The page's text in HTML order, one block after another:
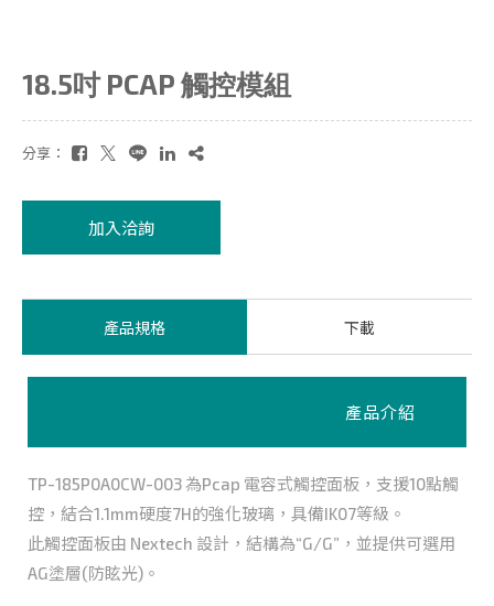
18.5吋 PCAP 觸控模組
分享：
加入洽詢
產品規格 下載
產品介紹
TP-185P0A0CW-003 為Pcap 電容式觸控面板，支援10點觸
控，結合1.1mm硬度7H的強化玻璃，具備IK07等級。
此觸控面板由 Nextech 設計，結構為“G/G”，並提供可選用
AG塗層(防眩光)。